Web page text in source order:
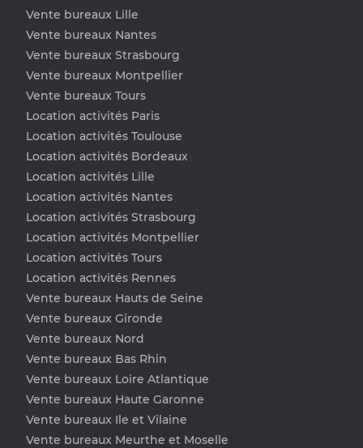
Vente bureaux Lille
Vente bureaux Nantes
Vente bureaux Strasbourg
Vente bureaux Montpellier
Vente bureaux Tours
Location activités Paris
Location activités Toulouse
Location activités Bordeaux
Location activités Lille
Location activités Nantes
Location activités Strasbourg
Location activités Montpellier
Location activités Tours
Location activités Rennes
Vente bureaux Hauts de Seine
Vente bureaux Gironde
Vente bureaux Nord
Vente bureaux Bas Rhin
Vente bureaux Loire Atlantique
Vente bureaux Haute Garonne
Vente bureaux Ile et Vilaine
Vente bureaux Meurthe et Moselle